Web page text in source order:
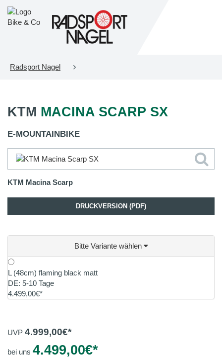
Radsport Nagel
KTM MACINA SCARP SX
E-MOUNTAINBIKE
KTM Macina Scarp
DRUCKVERSION (PDF)
Bitte Variante wählen
L (48cm) flaming black matt
DE: 5-10 Tage
4.499,00€*
UVP 4.999,00€*
bei uns 4.499,00€*